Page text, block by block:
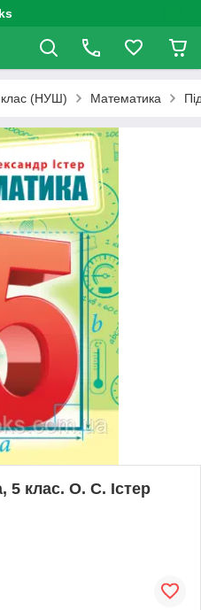
клас (НУШ) Математика
5 клас. О. С. Істер